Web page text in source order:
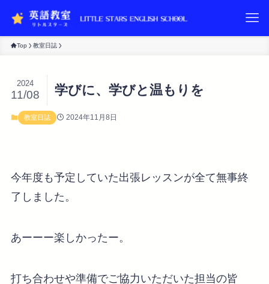
Top 教室日誌
学びに、学びと温もりを
2024
11/08
教室日誌 2024年11月8日
今年度も予定していた出張レッスンが全て無事終
了しました。
あーーー楽しかったー。
打ち合わせや準備でご協力いただいた担当の皆